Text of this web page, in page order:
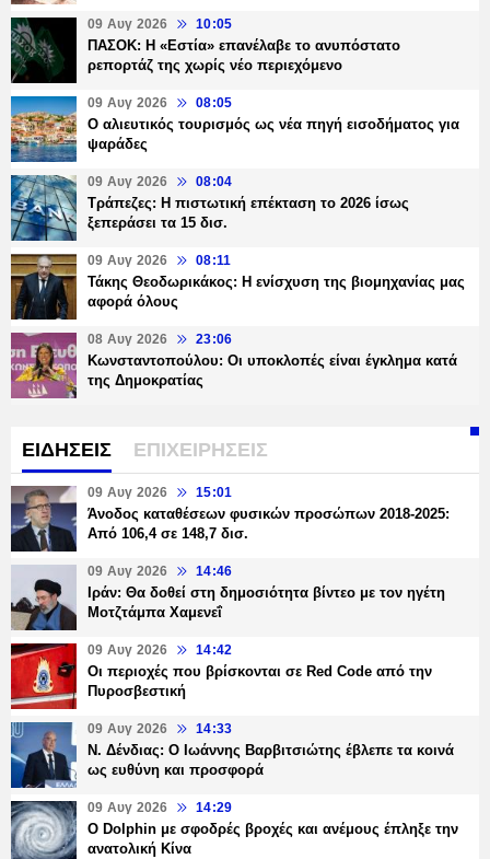
09 Αυγ 2026 10:05
ΠΑΣΟΚ: Η «Εστία» επανέλαβε το ανυπόστατο
ρεπορτάζ της χωρίς νέο περιεχόμενο
09 Αυγ 2026 08:05
Ο αλιευτικός τουρισμός ως νέα πηγή εισοδήματος για
ψαράδες
09 Αυγ 2026 08:04
Τράπεζες: H πιστωτική επέκταση το 2026 ίσως
ξεπεράσει τα 15 δισ.
09 Αυγ 2026 08:11
Τάκης Θεοδωρικάκος: Η ενίσχυση της βιομηχανίας μας
αφορά όλους
08 Αυγ 2026 23:06
Κωνσταντοπούλου: Οι υποκλοπές είναι έγκλημα κατά
της Δημοκρατίας
ΕΙΔΗΣΕΙΣ ΕΠΙΧΕΙΡΗΣΕΙΣ
09 Αυγ 2026 15:01
Άνοδος καταθέσεων φυσικών προσώπων 2018-2025:
Από 106,4 σε 148,7 δισ.
09 Αυγ 2026 14:46
Ιράν: Θα δοθεί στη δημοσιότητα βίντεο με τον ηγέτη
Μοτζτάμπα Χαμενεΐ
09 Αυγ 2026 14:42
Οι περιοχές που βρίσκονται σε Red Code από την
Πυροσβεστική
09 Αυγ 2026 14:33
Ν. Δένδιας: Ο Ιωάννης Βαρβιτσιώτης έβλεπε τα κοινά
ως ευθύνη και προσφορά
09 Αυγ 2026 14:29
Ο Dolphin με σφοδρές βροχές και ανέμους έπληξε την
ανατολική Κίνα